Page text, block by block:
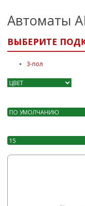
Автоматы
ВЫБЕРИТЕ
3-пол